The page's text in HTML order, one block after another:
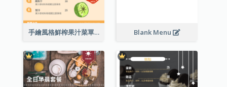
手繪風格鮮榨果汁菜單 Blank Menu